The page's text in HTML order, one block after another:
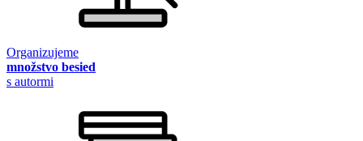
Organizujeme
množstvo besied
s autormi